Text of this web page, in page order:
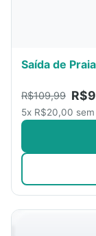
Saída de
R$109,99
5x R$20,00